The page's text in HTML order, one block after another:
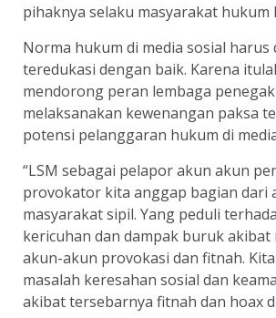
pihaknya selaku masyarakat hukum
Norma hukum di media sosial harus
teredukasi dengan baik. Karena
mendorong peran lembaga
melaksanakan kewenangan paksa
potensi pelanggaran hukum di
“LSM sebagai pelapor akun akun
provokator kita anggap bagian dari
masyarakat sipil. Yang peduli
kericuhan dan dampak buruk akibat
akun-akun provokasi dan fitnah.
masalah keresahan sosial dan
akibat tersebarnya fitnah dan hoax